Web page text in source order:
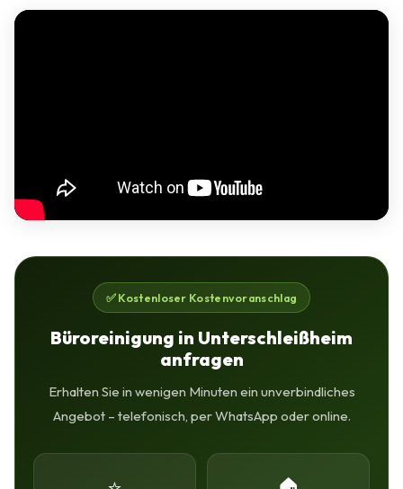
✅ Kostenloser Kostenvoranschlag
Büroreinigung in Unterschleißheim
anfragen
Erhalten Sie in wenigen Minuten ein unverbindliches
Angebot – telefonisch, per WhatsApp oder online.